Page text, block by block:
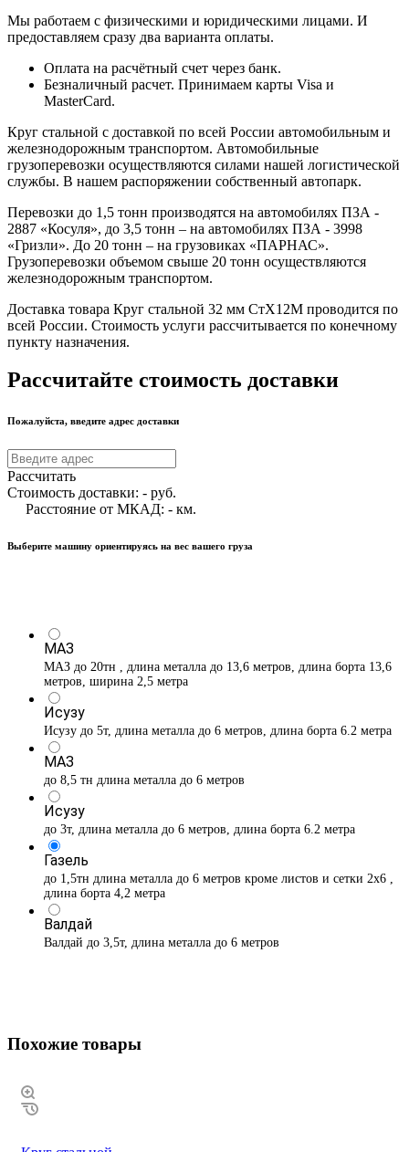
Мы работаем с физическими и юридическими лицами. И
предоставляем сразу два варианта оплаты.
Оплата на расчётный счет через банк.
Безналичный расчет. Принимаем карты Visa и
MasterCard.
Круг стальной с доставкой по всей России автомобильным и
железнодорожным транспортом. Автомобильные
грузоперевозки осуществляются силами нашей логистической
службы. В нашем распоряжении собственный автопарк.
Перевозки до 1,5 тонн производятся на автомобилях ПЗА -
2887 «Косуля», до 3,5 тонн – на автомобилях ПЗА - 3998
«Гризли». До 20 тонн – на грузовиках «ПАРНАС».
Грузоперевозки объемом свыше 20 тонн осуществляются
железнодорожным транспортом.
Доставка товара Круг стальной 32 мм СтХ12М проводится по
всей России. Стоимость услуги рассчитывается по конечному
пункту назначения.
Рассчитайте стоимость доставки
Пожалуйста, введите адрес доставки
Рассчитать
Стоимость доставки: - руб.
Расстояние от МКАД: - км.
Выберите машину ориентируясь на вес вашего груза
МАЗ
МАЗ до 20тн , длина металла до 13,6 метров, длина борта 13,6
метров, ширина 2,5 метра
Исузу
Исузу до 5т, длина металла до 6 метров, длина борта 6.2 метра
МАЗ
до 8,5 тн длина металла до 6 метров
Исузу
до 3т, длина металла до 6 метров, длина борта 6.2 метра
Газель
до 1,5тн длина металла до 6 метров кроме листов и сетки 2х6 ,
длина борта 4,2 метра
Валдай
Валдай до 3,5т, длина металла до 6 метров
Похожие товары